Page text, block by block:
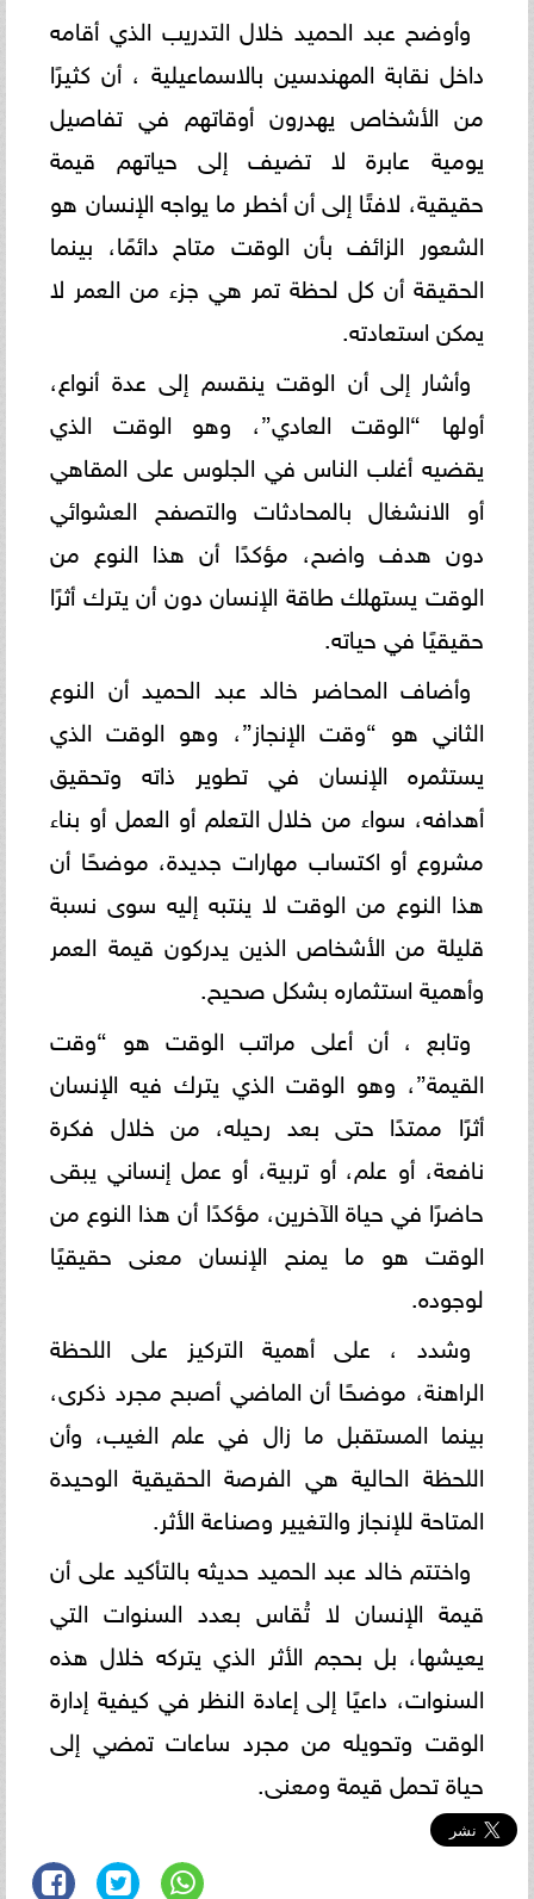
وأوضح عبد الحميد خلال التدريب الذي أقامه
داخل نقابة المهندسين بالاسماعيلية ، أن كثيرًا
من الأشخاص يهدرون أوقاتهم في تفاصيل
يومية عابرة لا تضيف إلى حياتهم قيمة
حقيقية، لافتًا إلى أن أخطر ما يواجه الإنسان هو
الشعور الزائف بأن الوقت متاح دائمًا، بينما
الحقيقة أن كل لحظة تمر هي جزء من العمر لا
يمكن استعادته.
وأشار إلى أن الوقت ينقسم إلى عدة أنواع،
أولها “الوقت العادي”، وهو الوقت الذي
يقضيه أغلب الناس في الجلوس على المقاهي
أو الانشغال بالمحادثات والتصفح العشوائي
دون هدف واضح، مؤكدًا أن هذا النوع من
الوقت يستهلك طاقة الإنسان دون أن يترك أثرًا
حقيقيًا في حياته.
وأضاف المحاضر خالد عبد الحميد أن النوع
الثاني هو “وقت الإنجاز”، وهو الوقت الذي
يستثمره الإنسان في تطوير ذاته وتحقيق
أهدافه، سواء من خلال التعلم أو العمل أو بناء
مشروع أو اكتساب مهارات جديدة، موضحًا أن
هذا النوع من الوقت لا ينتبه إليه سوى نسبة
قليلة من الأشخاص الذين يدركون قيمة العمر
وأهمية استثماره بشكل صحيح.
وتابع ، أن أعلى مراتب الوقت هو “وقت
القيمة”، وهو الوقت الذي يترك فيه الإنسان
أثرًا ممتدًا حتى بعد رحيله، من خلال فكرة
نافعة، أو علم، أو تربية، أو عمل إنساني يبقى
حاضرًا في حياة الآخرين، مؤكدًا أن هذا النوع من
الوقت هو ما يمنح الإنسان معنى حقيقيًا
لوجوده.
وشدد ، على أهمية التركيز على اللحظة
الراهنة، موضحًا أن الماضي أصبح مجرد ذكرى،
بينما المستقبل ما زال في علم الغيب، وأن
اللحظة الحالية هي الفرصة الحقيقية الوحيدة
المتاحة للإنجاز والتغيير وصناعة الأثر.
واختتم خالد عبد الحميد حديثه بالتأكيد على أن
قيمة الإنسان لا تُقاس بعدد السنوات التي
يعيشها، بل بحجم الأثر الذي يتركه خلال هذه
السنوات، داعيًا إلى إعادة النظر في كيفية إدارة
الوقت وتحويله من مجرد ساعات تمضي إلى
حياة تحمل قيمة ومعنى.